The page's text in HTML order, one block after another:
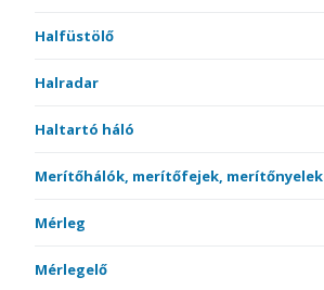
Halfüstölő
Halradar
Haltartó háló
Merítőhálók, merítőfejek, merítőnyelek
Mérleg
Mérlegelő